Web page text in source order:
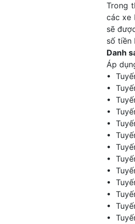
Trong
các xe
sẽ
số tiền
Danh
Áp
•
•
•
•
•
•
•
•
•
•
•
•
•